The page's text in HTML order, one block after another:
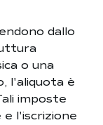
dallo
o una
l'aliquota è
imposte
l'iscrizione